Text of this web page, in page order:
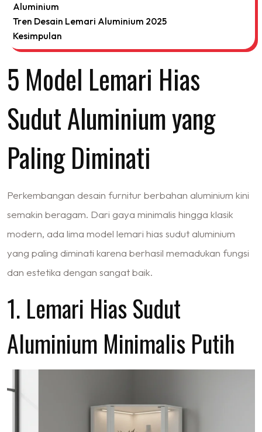
Aluminium
Tren Desain Lemari Aluminium 2025
Kesimpulan
5 Model Lemari Hias
Sudut Aluminium yang
Paling Diminati
Perkembangan desain furnitur berbahan aluminium kini
semakin beragam. Dari gaya minimalis hingga klasik
modern, ada lima model lemari hias sudut aluminium
yang paling diminati karena berhasil memadukan fungsi
dan estetika dengan sangat baik.
1. Lemari Hias Sudut
Aluminium Minimalis Putih